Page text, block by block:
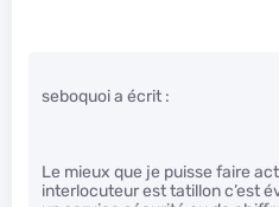
seboquoi a écrit :
Le mieux que je puisse faire
interlocuteur est tatillon c’est